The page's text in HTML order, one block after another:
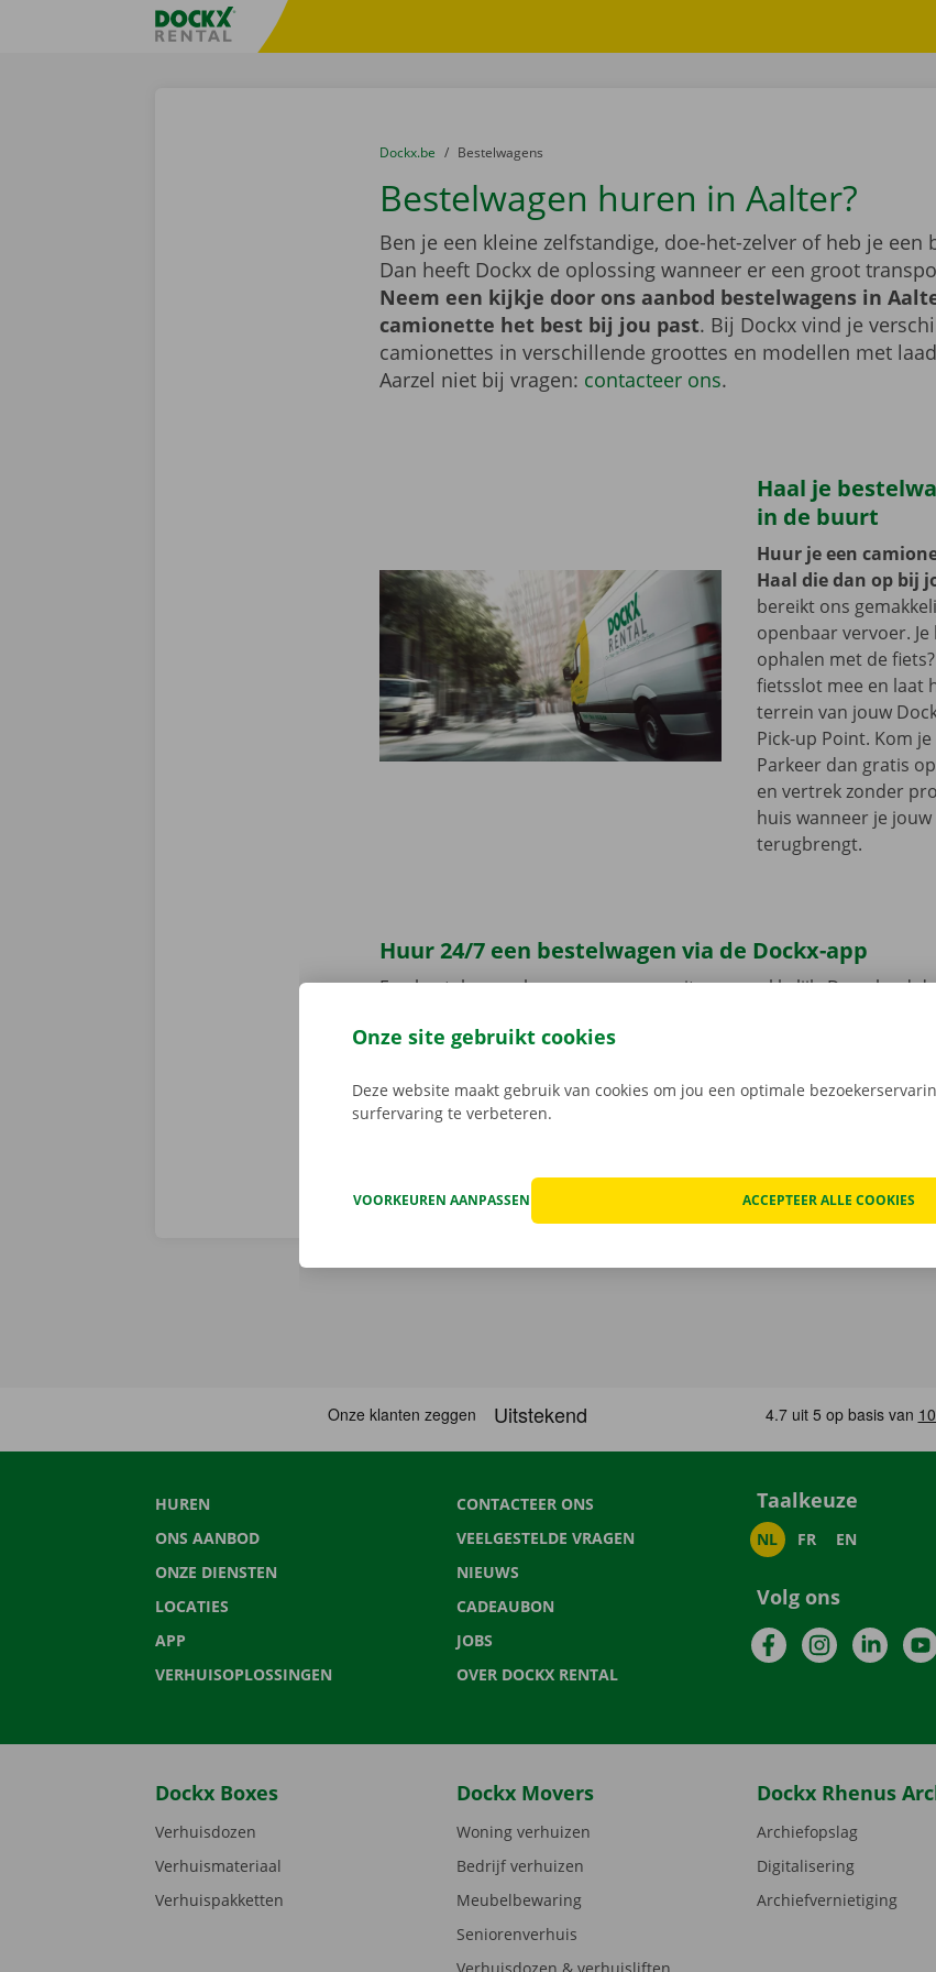
Taalselectie overslaanFratello DEMO
U bevindt zich hier:
van
Dockx.be naar
Bestelwagens
Bestelwagen huren in Aalter?
Ben je een kleine zelfstandige, doe-het-zelver of heb je een
Dan heeft Dockx de oplossing wanneer er een groot
Neem een kijkje door ons aanbod bestelwagens in
camionette het best bij jou past. Bij Dockx vind je
camionettes in verschillende groottes en modellen met
Aarzel niet bij vragen: contacteer ons.
Haal je
in de buurt
Huur je een
Haal die dan op bij
bereikt ons
openbaar vervoer.
ophalen met de
fietsslot mee en laat
terrein van jouw
Pick-up Point. Kom
Parkeer dan gratis
en vertrek zonder
huis wanneer je
terugbrengt.
Huur 24/7 een bestelwagen via de Dockx-app
Een bestelwagen huren was nog nooit zo gemakkelijk. Download
en gemakkelijk het model dat bij jouw situatie past. Reken af via de
HUREN
ONS AANBOD
ONZE DIENSTEN
LOCATIES
APP
VERHUISOPLOSSINGEN
CONTACTEER ONS
VEELGESTELDE VRAGEN
NIEUWS
CADEAUBON
JOBS
OVER DOCKX RENTAL
Taalkeuze
NL FR EN
Volg ons
FacebookInstagram
Dockx Boxes
Verhuisdozen
Verhuismateriaal
Verhuispakketten
Dockx Movers
Woning verhuizen
Bedrijf verhuizen
Meubelbewaring
Seniorenverhuis
Dockx Rhenus
Archiefopslag
Digitalisering
Archiefvernietiging
Onze site gebruikt cookies
Deze website maakt gebruik van cookies om jou een optimale
surfervaring te verbeteren.
VOORKEUREN AANPASSEN ACCEPTEER ALLE COOKIES